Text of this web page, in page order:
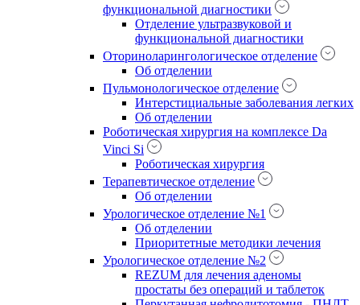
функциональной диагностики
Отделение ультразвуковой и
функциональной диагностики
Оториноларингологическое отделение
Об отделении
Пульмонологическое отделение
Интерстициальные заболевания легких
Об отделении
Роботическая хирургия на комплексе Da
Vinci Si
Роботическая хирургия
Терапевтическое отделение
Об отделении
Урологическое отделение №1
Об отделении
Приоритетные методики лечения
Урологическое отделение №2
REZUM для лечения аденомы
простаты без операций и таблеток